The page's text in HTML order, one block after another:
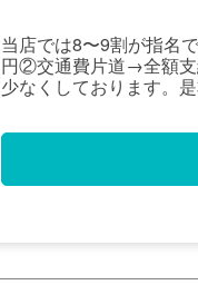
当店では8〜9割が指名
円②交通費片道→全額支
少なくしております。